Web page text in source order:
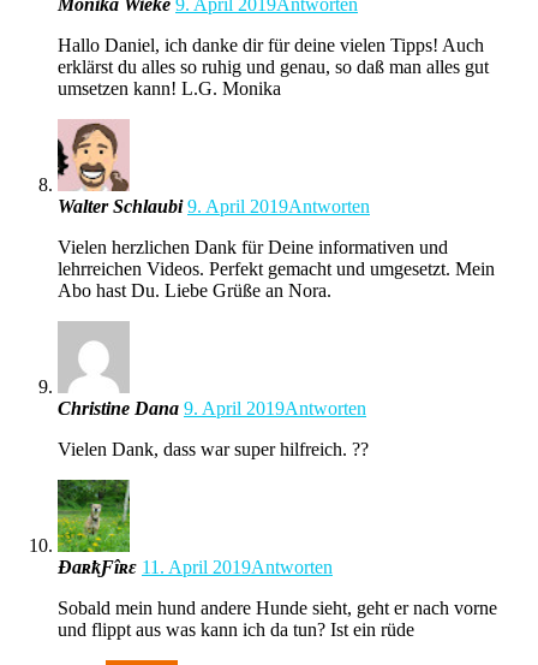
Monika Wieke 9. April 2019Antworten
Hallo Daniel, ich danke dir für deine vielen Tipps! Auch
erklärst du alles so ruhig und genau, so daß man alles gut
umsetzen kann! L.G. Monika
Walter Schlaubi 9. April 2019Antworten
Vielen herzlichen Dank für Deine informativen und
lehrreichen Videos. Perfekt gemacht und umgesetzt. Mein
Abo hast Du. Liebe Grüße an Nora.
Christine Dana 9. April 2019Antworten
Vielen Dank, dass war super hilfreich. ??
ÐɑʀҟƑîʀɛ 11. April 2019Antworten
Sobald mein hund andere Hunde sieht, geht er nach vorne
und flippt aus was kann ich da tun? Ist ein rüde